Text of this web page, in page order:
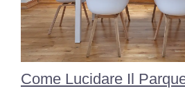
Come Lucidare Il